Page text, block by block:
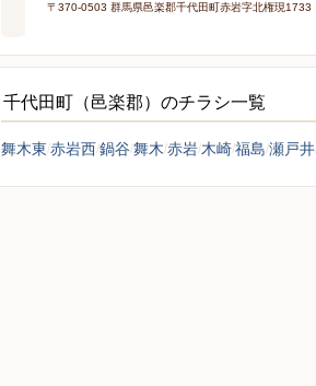
〒370-0503 群馬県邑楽郡千代田町赤岩字北権現1733
千代田町（邑楽郡）のチラシ一覧
舞木東 赤岩西鍋谷 舞木 赤岩 木崎福島 瀬戸井